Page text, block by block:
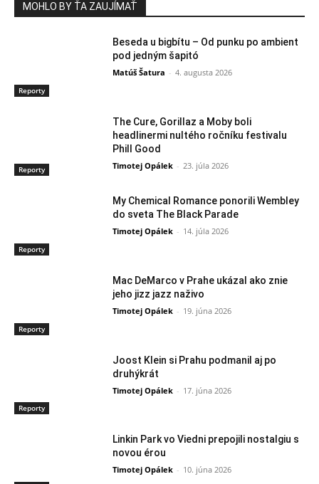
MOHLO BY ŤA ZAUJÍMAŤ
Reporty
Beseda u bigbítu – Od punku po ambient
pod jedným šapitó
Matúš Šatura - 4. augusta 2026
Reporty
The Cure, Gorillaz a Moby boli
headlinermi nultého ročníku festivalu
Phill Good
Timotej Opálek - 23. júla 2026
Reporty
My Chemical Romance ponorili Wembley
do sveta The Black Parade
Timotej Opálek - 14. júla 2026
Reporty
Mac DeMarco v Prahe ukázal ako znie
jeho jizz jazz naživo
Timotej Opálek - 19. júna 2026
Reporty
Joost Klein si Prahu podmanil aj po
druhýkrát
Timotej Opálek - 17. júna 2026
Linkin Park vo Viedni prepojili nostalgiu s
novou érou
Timotej Opálek - 10. júna 2026